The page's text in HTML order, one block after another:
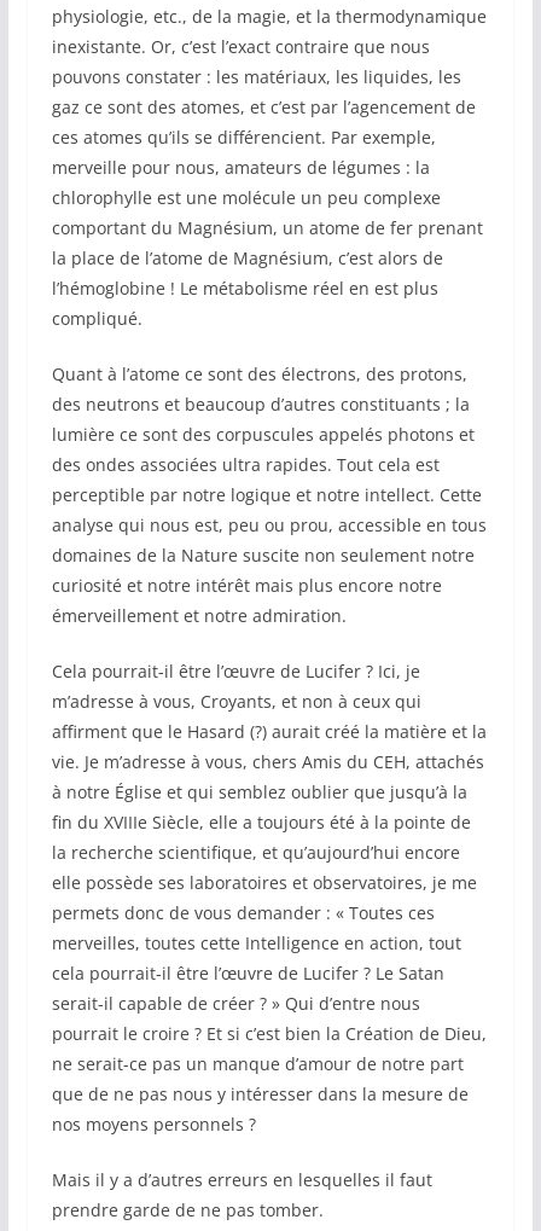
physiologie, etc., de la magie, et la thermodynamique
inexistante. Or, c’est l’exact contraire que nous
pouvons constater : les matériaux, les liquides, les
gaz ce sont des atomes, et c’est par l’agencement de
ces atomes qu’ils se différencient. Par exemple,
merveille pour nous, amateurs de légumes : la
chlorophylle est une molécule un peu complexe
comportant du Magnésium, un atome de fer prenant
la place de l’atome de Magnésium, c’est alors de
l’hémoglobine ! Le métabolisme réel en est plus
compliqué.
Quant à l’atome ce sont des électrons, des protons,
des neutrons et beaucoup d’autres constituants ; la
lumière ce sont des corpuscules appelés photons et
des ondes associées ultra rapides. Tout cela est
perceptible par notre logique et notre intellect. Cette
analyse qui nous est, peu ou prou, accessible en tous
domaines de la Nature suscite non seulement notre
curiosité et notre intérêt mais plus encore notre
émerveillement et notre admiration.
Cela pourrait-il être l’œuvre de Lucifer ? Ici, je
m’adresse à vous, Croyants, et non à ceux qui
affirment que le Hasard (?) aurait créé la matière et la
vie. Je m’adresse à vous, chers Amis du CEH, attachés
à notre Église et qui semblez oublier que jusqu’à la
fin du XVIIIe Siècle, elle a toujours été à la pointe de
la recherche scientifique, et qu’aujourd’hui encore
elle possède ses laboratoires et observatoires, je me
permets donc de vous demander : « Toutes ces
merveilles, toutes cette Intelligence en action, tout
cela pourrait-il être l’œuvre de Lucifer ? Le Satan
serait-il capable de créer ? » Qui d’entre nous
pourrait le croire ? Et si c’est bien la Création de Dieu,
ne serait-ce pas un manque d’amour de notre part
que de ne pas nous y intéresser dans la mesure de
nos moyens personnels ?
Mais il y a d’autres erreurs en lesquelles il faut
prendre garde de ne pas tomber.